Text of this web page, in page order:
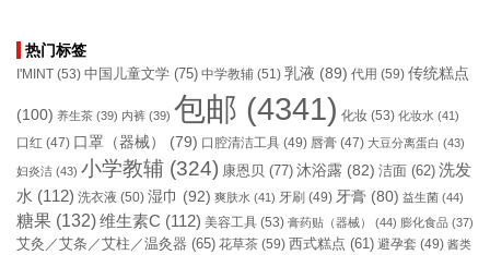
热门标签
I'MINT (53) 中国儿童文学 (75) 中学教辅 (51) 乳液 (89) 代用 (59) 传统糕点
(100) 养生茶 (39) 内裤 (39) 包邮 (4341) 化妆 (53) 化妆水 (41)
口红 (47) 口罩（器械） (79) 口腔清洁工具 (49) 唇膏 (47) 大豆分离蛋白 (43)
妇炎洁 (43) 小学教辅 (324) 康恩贝 (77) 沐浴露 (82) 洁面 (62) 洗发
水 (112) 洗衣液 (50) 湿巾 (92) 爽肤水 (41) 牙刷 (49) 牙膏 (80) 益生菌 (44)
糖果 (132)维生素C (112) 美容工具 (53) 膏药贴（器械） (44) 膨化食品 (37)
艾灸／艾条／艾柱／温灸器 (65) 花草茶 (59) 西式糕点 (61) 避孕套 (49) 酱类